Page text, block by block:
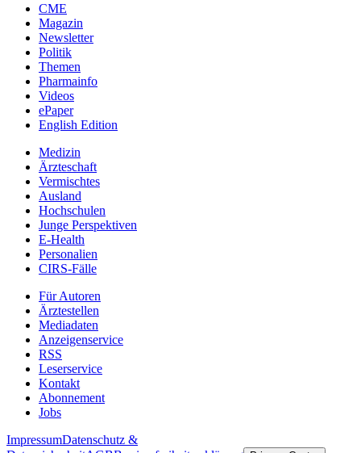
CME
Magazin
Newsletter
Politik
Themen
Pharmainfo
Videos
ePaper
English Edition
Medizin
Ärzteschaft
Vermischtes
Ausland
Hochschulen
Junge Perspektiven
E-Health
Personalien
CIRS-Fälle
Für Autoren
Ärztestellen
Mediadaten
Anzeigenservice
RSS
Leserservice
Kontakt
Abonnement
Jobs
ImpressumDatenschutz &